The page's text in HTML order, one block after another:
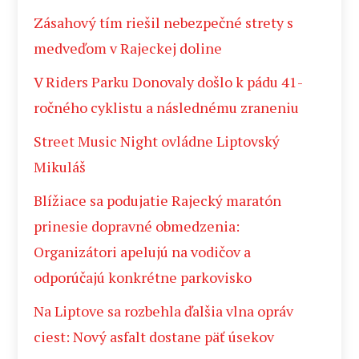
Zásahový tím riešil nebezpečné strety s
medveďom v Rajeckej doline
V Riders Parku Donovaly došlo k pádu 41-
ročného cyklistu a následnému zraneniu
Street Music Night ovládne Liptovský
Mikuláš
Blížiace sa podujatie Rajecký maratón
prinesie dopravné obmedzenia:
Organizátori apelujú na vodičov a
odporúčajú konkrétne parkovisko
Na Liptove sa rozbehla ďalšia vlna opráv
ciest: Nový asfalt dostane päť úsekov